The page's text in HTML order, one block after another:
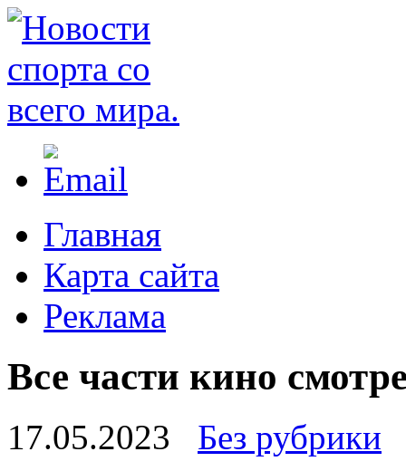
Главная
Карта сайта
Реклама
Все части кино
17.05.2023
Без рубрики